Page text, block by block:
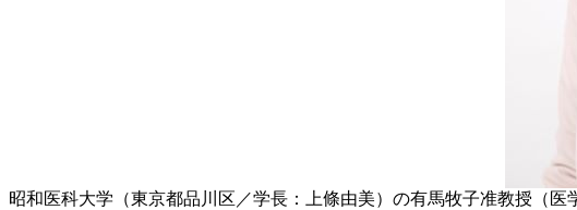
昭和医科大学（東京都品川区／学長：上條由美）の有馬牧子准教授（